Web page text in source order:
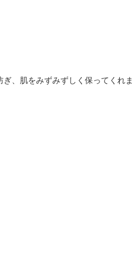
、肌をみずみずしく保ってくれま